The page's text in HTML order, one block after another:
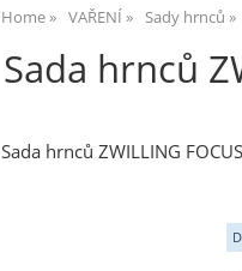
Home VAŘENÍ Sady hrnců
Sada hrnců
Sada hrnců ZWILLING